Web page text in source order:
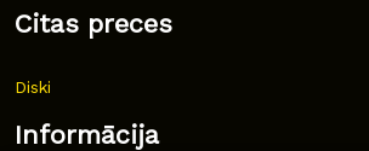
Citas preces
Diski
Informācija